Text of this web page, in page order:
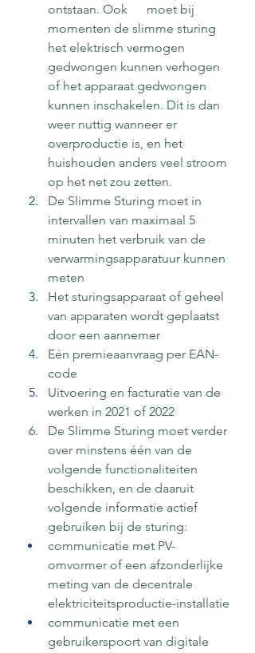
ontstaan. Ook      moet bij
momenten de slimme sturing
het elektrisch vermogen
gedwongen kunnen verhogen
of het apparaat gedwongen
kunnen inschakelen. Dit is dan
weer nuttig wanneer er
overproductie is, en het
huishouden anders veel stroom
op het net zou zetten.
De Slimme Sturing moet in
intervallen van maximaal 5
minuten het verbruik van de
verwarmingsapparatuur kunnen
meten
Het sturingsapparaat of geheel
van apparaten wordt geplaatst
door een aannemer
Eén premieaanvraag per EAN-
code
Uitvoering en facturatie van de
werken in 2021 of 2022
De Slimme Sturing moet verder
over minstens één van de
volgende functionaliteiten
beschikken, en de daaruit
volgende informatie actief
gebruiken bij de sturing:
communicatie met PV-
omvormer of een afzonderlijke
meting van de decentrale
elektriciteitsproductie-installatie
communicatie met een
gebruikerspoort van digitale